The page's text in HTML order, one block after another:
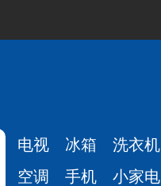
电视 冰箱 洗衣机
空调
手机 小家电